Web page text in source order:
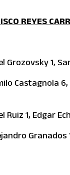
REYES
Grozovsky 1,
Castagnola
Ruiz 1, Edgar
Granados